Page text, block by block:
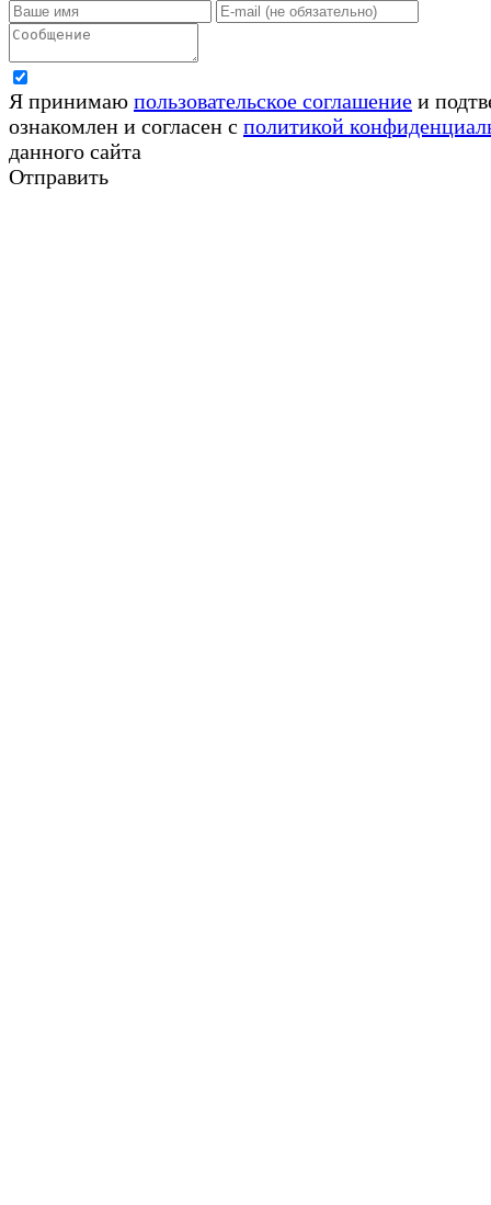
Я принимаю пользовательское соглашение и
ознакомлен и согласен с политикой
данного сайта
Отправить